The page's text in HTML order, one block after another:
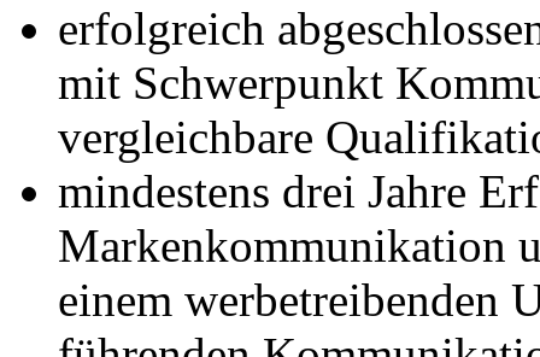
erfolgreich
mit Schwerpunkt
vergleichbare
mindestens drei Jahre
Markenkommunikation
einem werbetreibenden